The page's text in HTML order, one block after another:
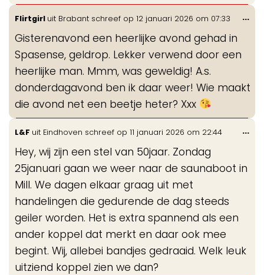
Flirtgirl uit Brabant schreef op 12 januari 2026 om 07:33
Gisterenavond een heerlijke avond gehad in
Spasense, geldrop. Lekker verwend door een
heerlijke man. Mmm, was geweldig! A.s.
donderdagavond ben ik daar weer! Wie maakt
die avond net een beetje heter? Xxx
...
L&F uit Eindhoven schreef op 11 januari 2026 om 22:44
Hey, wij zijn een stel van 50jaar. Zondag
25januari gaan we weer naar de saunaboot in
Mill. We dagen elkaar graag uit met
handelingen die gedurende de dag steeds
geiler worden. Het is extra spannend als een
ander koppel dat merkt en daar ook mee
begint. Wij, allebei bandjes gedraaid. Welk leuk
uitziend koppel zien we dan?
...